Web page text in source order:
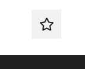
Galeria